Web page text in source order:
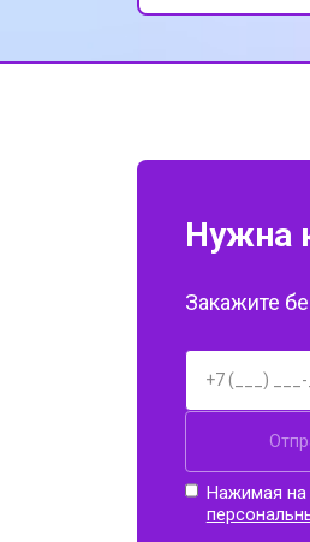
работу!
Нужна
Закажите
Нажимая на